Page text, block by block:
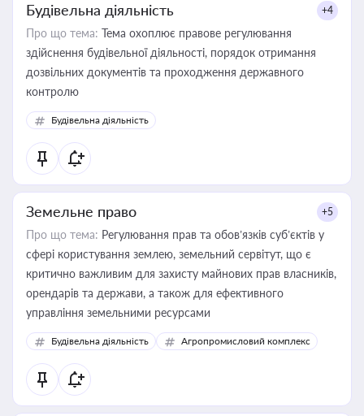
Будівельна діяльність +4
Про що тема: Тема охоплює правове регулювання
здійснення будівельної діяльності, порядок отримання
дозвільних документів та проходження державного
контролю
Будівельна діяльність
Земельне право +5
Про що тема: Регулювання прав та обов’язків суб’єктів у
сфері користування землею, земельний сервітут, що є
критично важливим для захисту майнових прав власників,
орендарів та держави, а також для ефективного
управління земельними ресурсами
Будівельна діяльність Агропромисловий комплекс